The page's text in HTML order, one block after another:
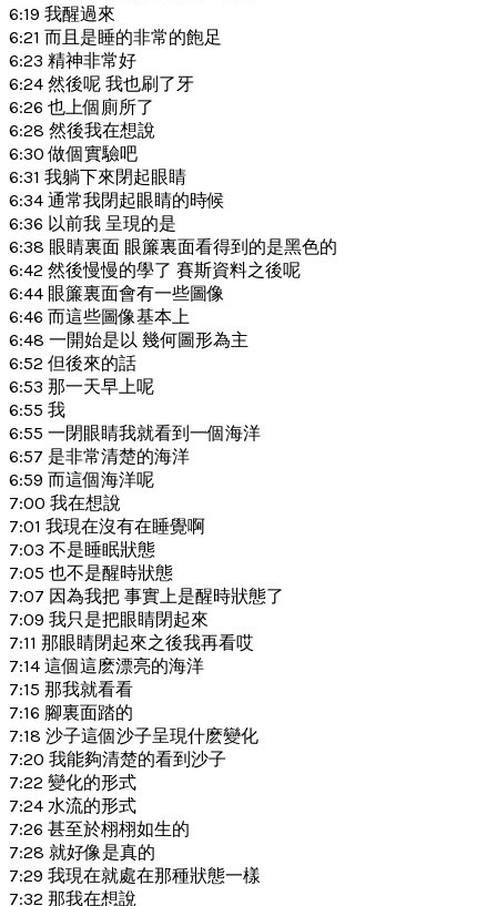
6:19 我醒過來
6:21 而且是睡的非常的飽足
6:23 精神非常好
6:24 然後呢 我也刷了牙
6:26 也上個廁所了
6:28 然後我在想說
6:30 做個實驗吧
6:31 我躺下來閉起眼睛
6:34 通常我閉起眼睛的時候
6:36 以前我 呈現的是
6:38 眼睛裏面 眼簾裏面看得到的是黑色的
6:42 然後慢慢的學了 賽斯資料之後呢
6:44 眼簾裏面會有一些圖像
6:46 而這些圖像基本上
6:48 一開始是以 幾何圖形為主
6:52 但後來的話
6:53 那一天早上呢
6:55 我
6:55 一閉眼睛我就看到一個海洋
6:57 是非常清楚的海洋
6:59 而這個海洋呢
7:00 我在想說
7:01 我現在沒有在睡覺啊
7:03 不是睡眠狀態
7:05 也不是醒時狀態
7:07 因為我把 事實上是醒時狀態了
7:09 我只是把眼睛閉起來
7:11 那眼睛閉起來之後我再看哎
7:14 這個這麽漂亮的海洋
7:15 那我就看看
7:16 腳裏面踏的
7:18 沙子這個沙子呈現什麽變化
7:20 我能夠清楚的看到沙子
7:22 變化的形式
7:24 水流的形式
7:26 甚至於栩栩如生的
7:28 就好像是真的
7:29 我現在就處在那種狀態一樣
7:32 那我在想說